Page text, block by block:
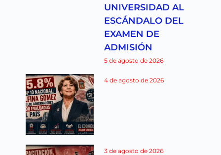
UNIVERSIDAD AL
ESCÁNDALO DEL
EXAMEN DE
ADMISIÓN
5 de agosto de 2026
4 de agosto de 2026
3 de agosto de 2026